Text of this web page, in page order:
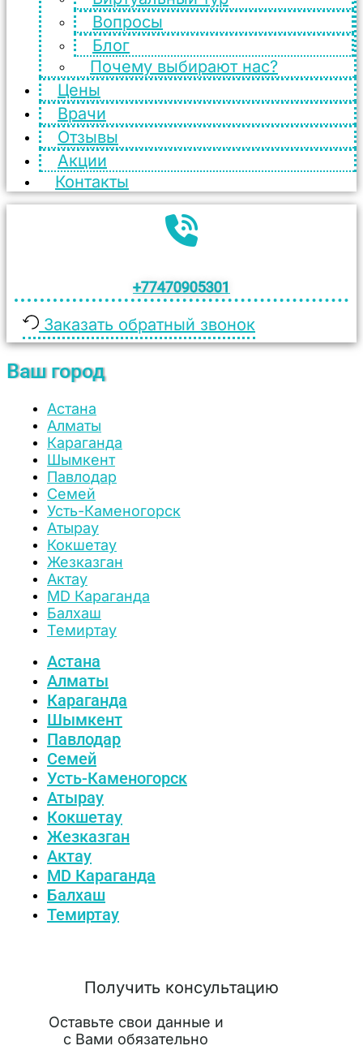
Вопросы
Блог
Почему выбирают нас?
Цены
Врачи
Отзывы
Акции
Контакты
+77470905301
Заказать обратный звонок
Ваш город
Астана
Алматы
Караганда
Шымкент
Павлодар
Семей
Усть-Каменогорск
Атырау
Кокшетау
Жезказган
Актау
MD Караганда
Балхаш
Темиртау
Астана
Алматы
Караганда
Шымкент
Павлодар
Семей
Усть-Каменогорск
Атырау
Кокшетау
Жезказган
Актау
MD Караганда
Балхаш
Темиртау
Получить консультацию
Оставьте свои данные и
с Вами обязательно